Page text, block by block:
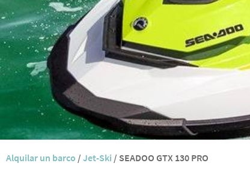
Alquilar un barco / Jet-Ski / SEADOO GTX 130 PRO